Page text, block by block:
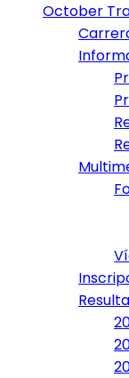
October